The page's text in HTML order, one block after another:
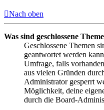
Nach oben
Was sind geschlossene
Geschlossene Themen
geantwortet werden
Umfrage, falls
aus vielen Gründen
Administrator gesperrt
Möglichkeit, deine
durch die Board-